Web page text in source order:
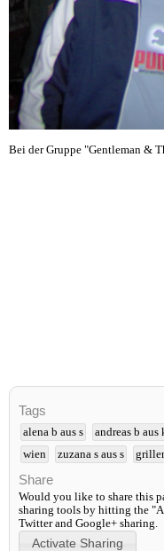
Bei der Gruppe "Gentleman &
Tags
alena b aus s andreas b aus
wien
zuzana s aus s
Share
Would you like to share this
sharing tools by hitting the
Twitter and Google+ sharing.